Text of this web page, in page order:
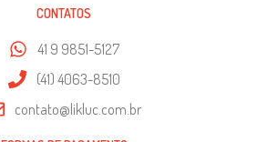
CONTATOS
41 9 9851-5127
(41) 4063-8510
contato@likluc.com.br